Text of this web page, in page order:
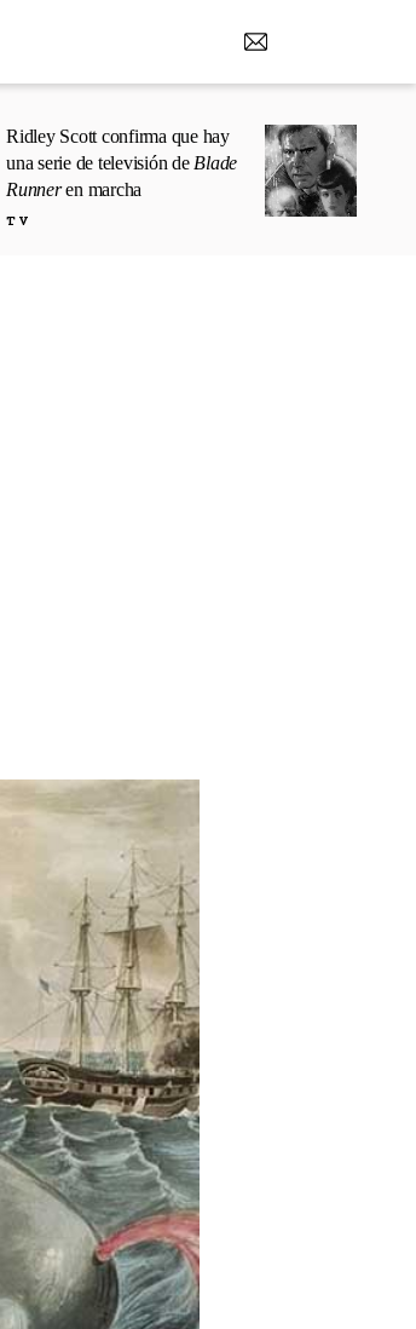
Ridley Scott confirma que hay
una serie de televisión de Blade
Runneren marcha
TV